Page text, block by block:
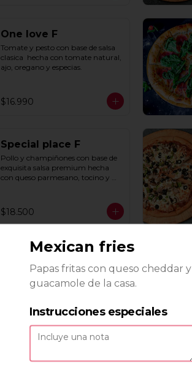
One love F
Tomate y pesto con base de salsa
clasica  hecha con tomate natural,
ajo, oregano y especias.
$16.990
Special place F
Pollo y champiñones con base de
exquisita salsa premium hecha
con queso parmesano, tocino y
$18.500
Mexican fries
Papas fritas con queso cheddar y
guacamole de la casa.
Instrucciones especiales